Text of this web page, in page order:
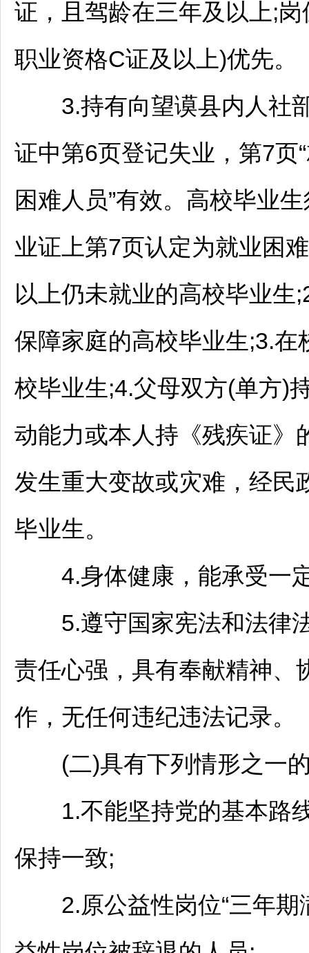
证，且驾龄在三年及以上;
职业资格C证及以上)优先。
3.持有向望谟县内人社
证中第6页登记失业，第7页
困难人员”有效。高校毕业
业证上第7页认定为就业困
以上仍未就业的高校毕业
保障家庭的高校毕业生;3.
校毕业生;4.父母双方(单方)
动能力或本人持《残疾证》
发生重大变故或灾难，经民
毕业生。
4.身体健康，能承受一
5.遵守国家宪法和法律法
责任心强，具有奉献精神、
作，无任何违纪违法记录。
(二)具有下列情形之一的
1.不能坚持党的基本路线
保持一致;
2.原公益性岗位“三年期